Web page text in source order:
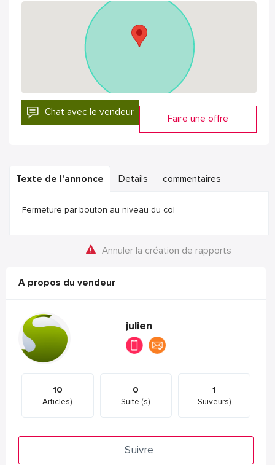
Chat avec le vendeur
Faire une offre
Texte de l'annonce Details commentaires
Fermeture par bouton au niveau du col
Annuler la création de rapports
A propos du vendeur
julien
10
Articles)
0
Suite (s)
1
Suiveurs)
Suivre